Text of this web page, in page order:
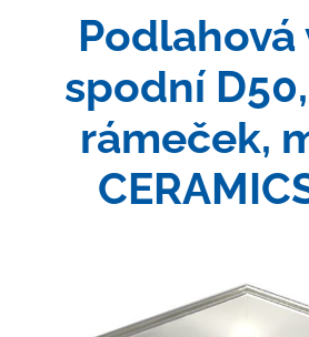
spodní
rámeček,